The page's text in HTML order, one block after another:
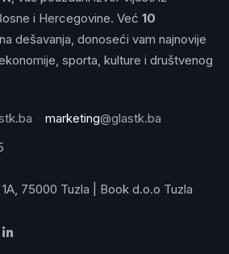
i Hercegovine. Već 10
dešavanja, donoseći vam najnovije
sporta, kulture i društvenog
marketing@glastk.ba
75000 Tuzla | Book d.o.o Tuzla